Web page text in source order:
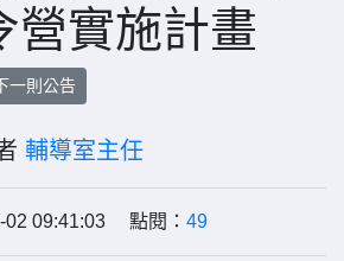
營實施計畫
一則公告
輔導室主任
02 09:41:03 點閱： 49